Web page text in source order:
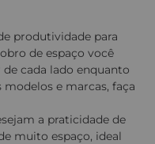
produtividade para
de espaço você
cada lado enquanto
modelos e marcas, faça
a praticidade de
muito espaço, ideal